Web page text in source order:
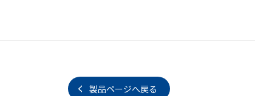
製品ページへ戻る